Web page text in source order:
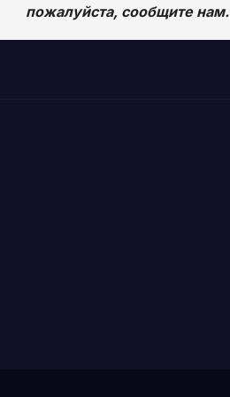
пожалуйста, сообщите нам.